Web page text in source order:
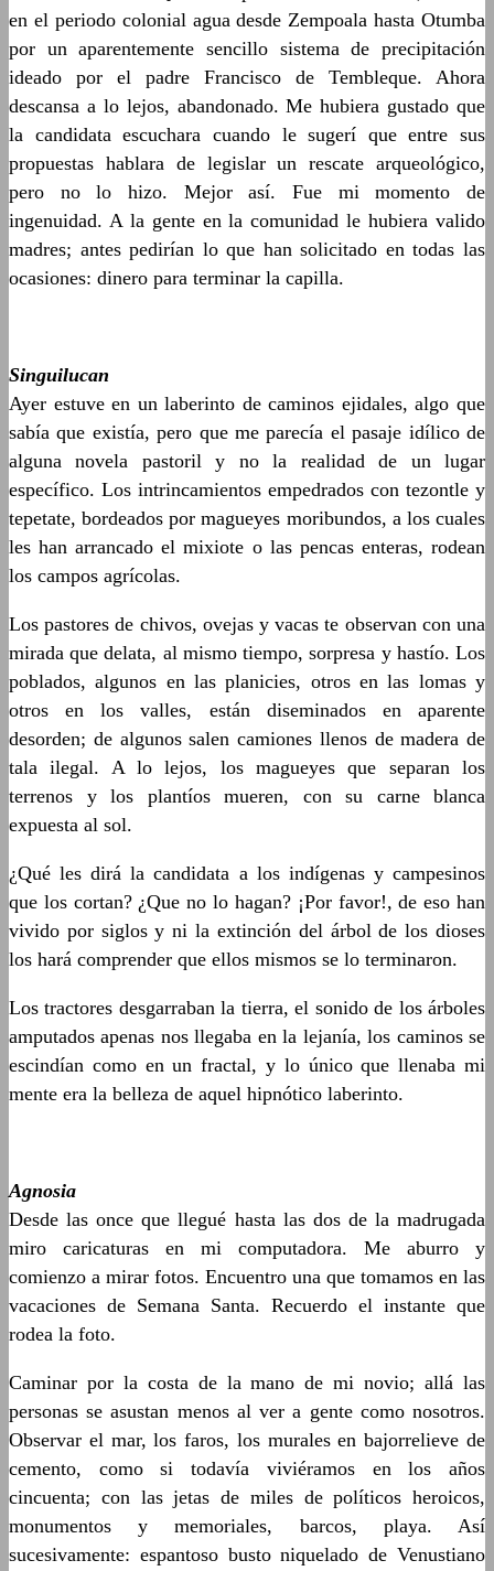
en el periodo colonial agua desde Zempoala hasta Otumba
por un aparentemente sencillo sistema de precipitación
ideado por el padre Francisco de Tembleque. Ahora
descansa a lo lejos, abandonado. Me hubiera gustado que
la candidata escuchara cuando le sugerí que entre sus
propuestas hablara de legislar un rescate arqueológico,
pero no lo hizo. Mejor así. Fue mi momento de
ingenuidad. A la gente en la comunidad le hubiera valido
madres; antes pedirían lo que han solicitado en todas las
ocasiones: dinero para terminar la capilla.
Singuilucan
Ayer estuve en un laberinto de caminos ejidales, algo que
sabía que existía, pero que me parecía el pasaje idílico de
alguna novela pastoril y no la realidad de un lugar
específico. Los intrincamientos empedrados con tezontle y
tepetate, bordeados por magueyes moribundos, a los cuales
les han arrancado el mixiote o las pencas enteras, rodean
los campos agrícolas.
Los pastores de chivos, ovejas y vacas te observan con una
mirada que delata, al mismo tiempo, sorpresa y hastío. Los
poblados, algunos en las planicies, otros en las lomas y
otros en los valles, están diseminados en aparente
desorden; de algunos salen camiones llenos de madera de
tala ilegal. A lo lejos, los magueyes que separan los
terrenos y los plantíos mueren, con su carne blanca
expuesta al sol.
¿Qué les dirá la candidata a los indígenas y campesinos
que los cortan? ¿Que no lo hagan? ¡Por favor!, de eso han
vivido por siglos y ni la extinción del árbol de los dioses
los hará comprender que ellos mismos se lo terminaron.
Los tractores desgarraban la tierra, el sonido de los árboles
amputados apenas nos llegaba en la lejanía, los caminos se
escindían como en un fractal, y lo único que llenaba mi
mente era la belleza de aquel hipnótico laberinto.
Agnosia
Desde las once que llegué hasta las dos de la madrugada
miro caricaturas en mi computadora. Me aburro y
comienzo a mirar fotos. Encuentro una que tomamos en las
vacaciones de Semana Santa. Recuerdo el instante que
rodea la foto.
Caminar por la costa de la mano de mi novio; allá las
personas se asustan menos al ver a gente como nosotros.
Observar el mar, los faros, los murales en bajorrelieve de
cemento, como si todavía viviéramos en los años
cincuenta; con las jetas de miles de políticos heroicos,
monumentos y memoriales, barcos, playa. Así
sucesivamente: espantoso busto niquelado de Venustiano